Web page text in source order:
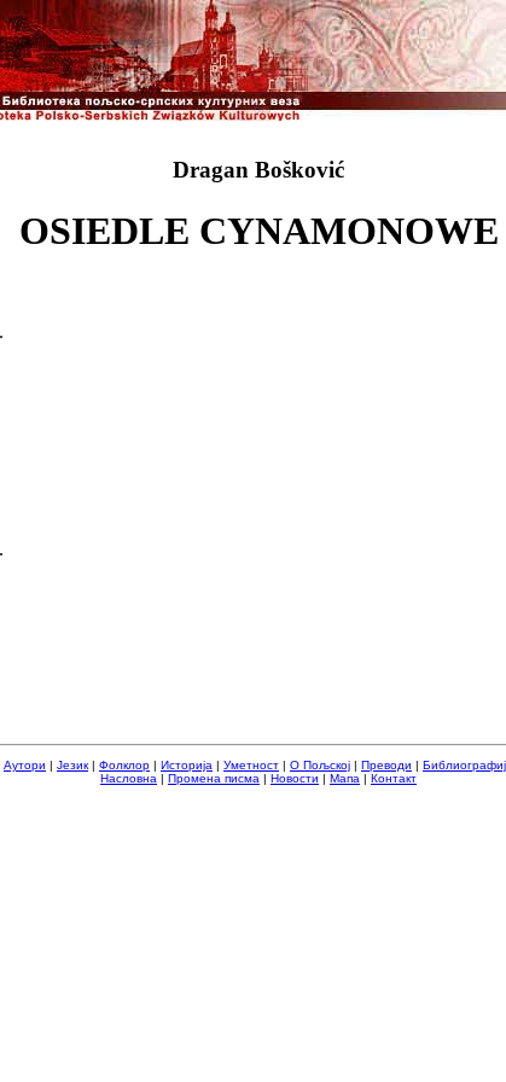
Dragan Bošković
OSIEDLE CYNAMONOWE
Аутори | Језик | Фолклор | Историја | Уметност | О Пољској | Преводи |
Насловна | Промена писма | Новости | Мапа | Контакт